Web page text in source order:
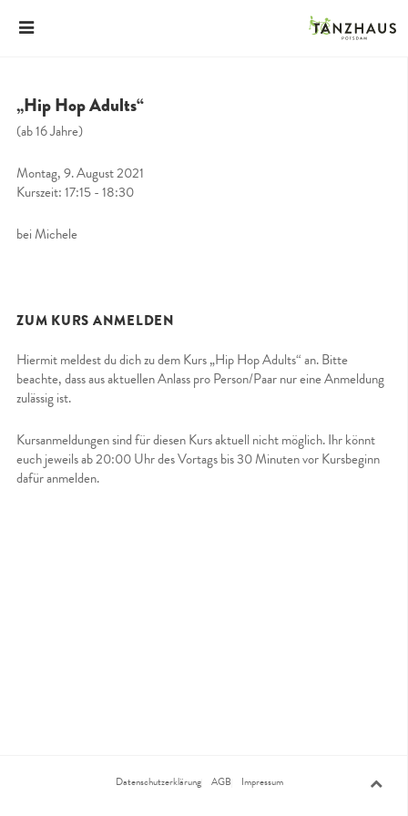
„Hip Hop Adults“
(ab 16 Jahre)
Montag, 9. August 2021
Kurszeit: 17:15 - 18:30
bei Michele
ZUM KURS ANMELDEN
Hiermit meldest du dich zu dem Kurs „Hip Hop Adults“ an. Bitte
beachte, dass aus aktuellen Anlass pro Person/Paar nur eine Anmeldung
zulässig ist.
Kursanmeldungen sind für diesen Kurs aktuell nicht möglich. Ihr könnt
euch jeweils ab 20:00 Uhr des Vortags bis 30 Minuten vor Kursbeginn
dafür anmelden.
Datenschutzerklärung AGB Impressum